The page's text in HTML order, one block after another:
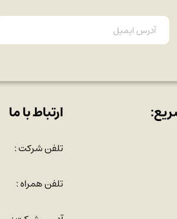
ارتباط با ما
تلفن شرکت :
تلفن همراه :